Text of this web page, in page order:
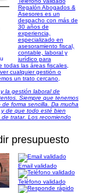
Regalón Abogados &
Asesores es un
despacho con más de
30 años de
experiencia,
especializado en
asesoramiento fiscal,
contable, laboral y
jurídico para
todas las áreas fiscales,
cualquier gestión o
un trato cercano,
la gestión laboral de
Siempre que tenemos
forma sencilla. Da mucha
de que todo esté bien
tratar. Los recomiendo
presupuesto
Email validado
Teléfono validado